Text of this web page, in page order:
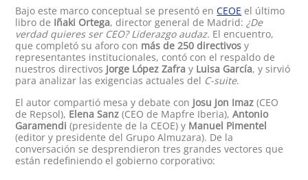
Bajo este marco conceptual se presentó enCEOE el último
libro de Iñaki Ortega, director general de Madrid:¿De
verdad quieres ser CEO? Liderazgo audaz. El encuentro,
que completó su aforo con más de 250 directivos y
representantes institucionales, contó con el respaldo de
nuestros directivos Jorge López Zafra y Luisa García, y sirvió
para analizar las exigencias actuales del C-suite.
El autor compartió mesa y debate con Josu Jon Imaz (CEO
de Repsol), Elena Sanz (CEO de Mapfre Iberia),Antonio
Garamendi (presidente de la CEOE) y Manuel Pimentel
(editor y presidente del Grupo Almuzara). De la
conversación se desprendieron tres grandes vectores que
están redefiniendo el gobierno corporativo: